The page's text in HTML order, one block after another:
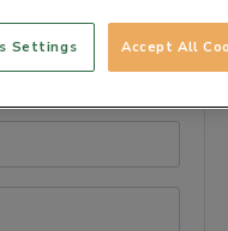
Accept All
Settings